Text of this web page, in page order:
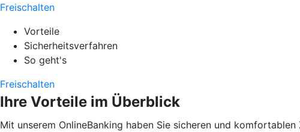
Freischalten
Vorteile
Sicherheitsverfahren
So geht's
Freischalten
Ihre Vorteile im Überblick
Mit unserem OnlineBanking haben Sie sicheren und